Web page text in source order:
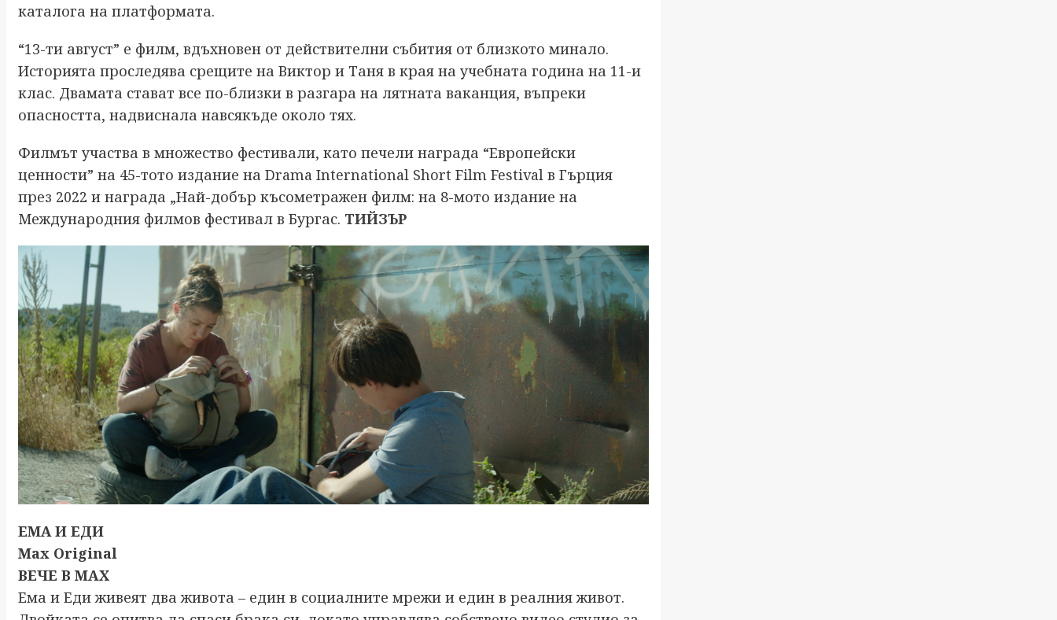
каталога на платформата.
“13-ти август” е филм, вдъхновен от действителни събития от близкото минало.
Историята проследява срещите на Виктор и Таня в края на учебната година на 11-и
клас. Двамата стават все по-близки в разгара на лятната ваканция, въпреки
опасността, надвиснала навсякъде около тях.
Филмът участва в множество фестивали, като печели награда “Европейски
ценности” на 45-тото издание на Drama International Short Film Festival в Гърция
през 2022 и награда „Най-добър късометражен филм: на 8-мото издание на
Международния филмов фестивал в Бургас. ТИЙЗЪР
ЕМА И ЕДИ
Max Original
ВЕЧЕ В MAX
Ема и Еди живеят два живота – един в социалните мрежи и един в реалния живот.